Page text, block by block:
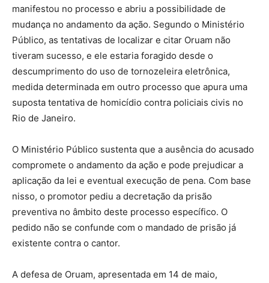
manifestou no processo e abriu a possibilidade de
mudança no andamento da ação. Segundo o Ministério
Público, as tentativas de localizar e citar Oruam não
tiveram sucesso, e ele estaria foragido desde o
descumprimento do uso de tornozeleira eletrônica,
medida determinada em outro processo que apura uma
suposta tentativa de homicídio contra policiais civis no
Rio de Janeiro.
O Ministério Público sustenta que a ausência do acusado
compromete o andamento da ação e pode prejudicar a
aplicação da lei e eventual execução de pena. Com base
nisso, o promotor pediu a decretação da prisão
preventiva no âmbito deste processo específico. O
pedido não se confunde com o mandado de prisão já
existente contra o cantor.
A defesa de Oruam, apresentada em 14 de maio,